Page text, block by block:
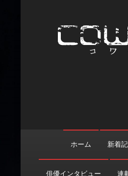
ホーム 新着
俳優インタビュー 連